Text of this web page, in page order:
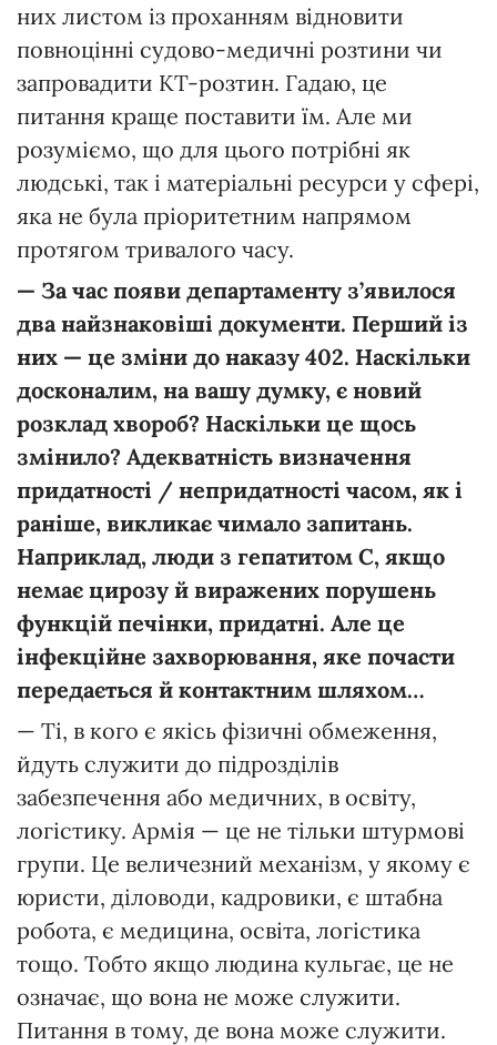
них листом із проханням відновити
повноцінні судово-медичні розтини чи
запровадити КТ-розтин. Гадаю, це
питання краще поставити їм. Але ми
розуміємо, що для цього потрібні як
людські, так і матеріальні ресурси у сфері,
яка не була пріоритетним напрямом
протягом тривалого часу.
— За час появи департаменту з’явилося
два найзнаковіші документи. Перший із
них — це зміни до наказу 402. Наскільки
досконалим, на вашу думку, є новий
розклад хвороб? Наскільки це щось
змінило? Адекватність визначення
придатності / непридатності часом, як і
раніше, викликає чимало запитань.
Наприклад, люди з гепатитом С, якщо
немає цирозу й виражених порушень
функцій печінки, придатні. Але це
інфекційне захворювання, яке почасти
передається й контактним шляхом…
— Ті, в кого є якісь фізичні обмеження,
йдуть служити до підрозділів
забезпечення або медичних, в освіту,
логістику. Армія — це не тільки штурмові
групи. Це величезний механізм, у якому є
юристи, діловоди, кадровики, є штабна
робота, є медицина, освіта, логістика
тощо. Тобто якщо людина кульгає, це не
означає, що вона не може служити.
Питання в тому, де вона може служити.